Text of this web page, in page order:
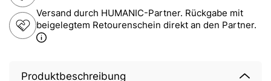
Versand durch HUMANIC-Partner. Rückgabe mit
beigelegtem Retourenschein direkt an den Partner.
Produktbeschreibung